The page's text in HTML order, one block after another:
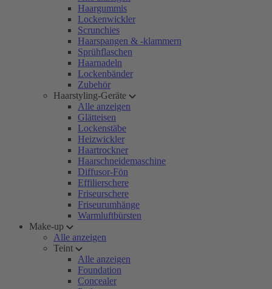
Haargummis
Lockenwickler
Scrunchies
Haarspangen & -klammern
Sprühflaschen
Haarnadeln
Lockenbänder
Zubehör
Haarstyling-Geräte
Alle anzeigen
Glätteisen
Lockenstäbe
Heizwickler
Haartrockner
Haarschneidemaschine
Diffusor-Fön
Effilierschere
Friseurschere
Friseurumhänge
Warmluftbürsten
Make-up
Alle anzeigen
Teint
Alle anzeigen
Foundation
Concealer